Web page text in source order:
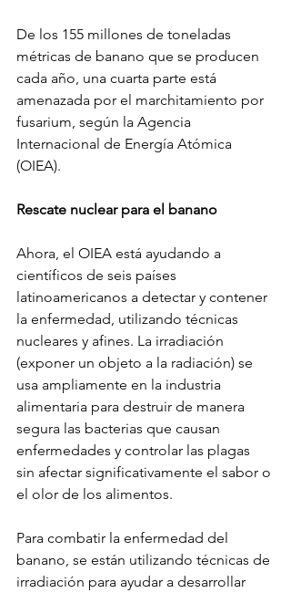
De los 155 millones de toneladas
métricas de banano que se producen
cada año, una cuarta parte está
amenazada por el marchitamiento por
fusarium, según la Agencia
Internacional de Energía Atómica
(OIEA).
Rescate nuclear para el banano
Ahora, el OIEA está ayudando a
científicos de seis países
latinoamericanos a detectar y contener
la enfermedad, utilizando técnicas
nucleares y afines. La irradiación
(exponer un objeto a la radiación) se
usa ampliamente en la industria
alimentaria para destruir de manera
segura las bacterias que causan
enfermedades y controlar las plagas
sin afectar significativamente el sabor o
el olor de los alimentos.
Para combatir la enfermedad del
banano, se están utilizando técnicas de
irradiación para ayudar a desarrollar